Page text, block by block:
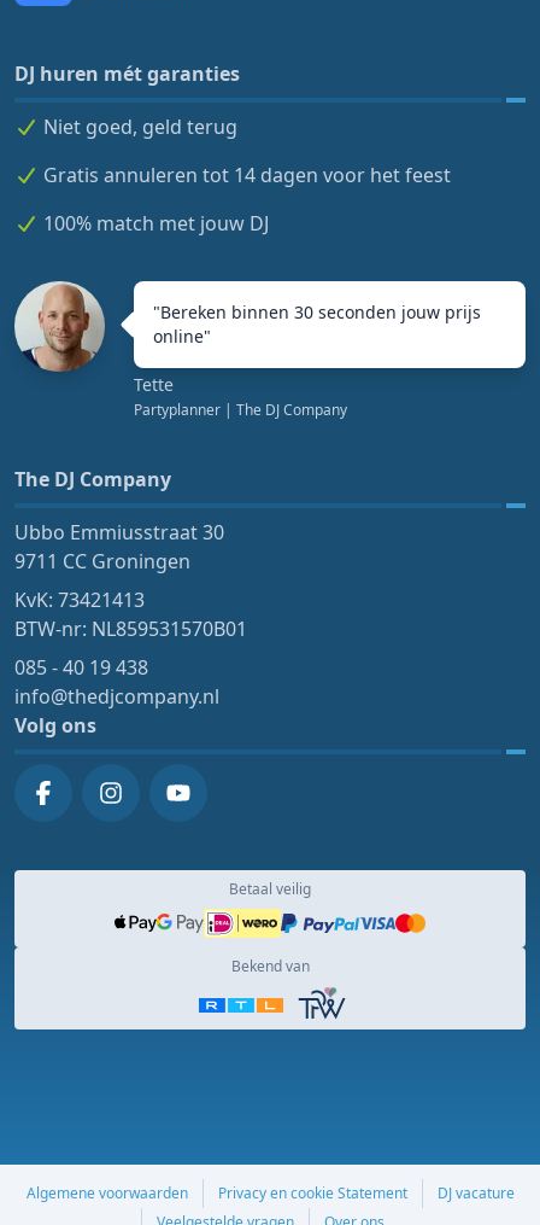
DJ huren mét garanties
Niet goed, geld terug
Gratis annuleren tot 14 dagen voor het feest
100% match met jouw DJ
"Bereken binnen 30 seconden jouw prijs
online"
Tette
Partyplanner | The DJ Company
The DJ Company
Ubbo Emmiusstraat 30
9711 CC Groningen
KvK: 73421413
BTW-nr: NL859531570B01
085 - 40 19 438
info@thedjcompany.nl
Volg ons
Betaal veilig
Bekend van
Algemene voorwaarden Privacy en cookie Statement
DJ vacature